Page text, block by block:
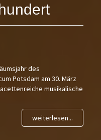
des
Potsdam am 30. März
musikalische
weiterlesen...